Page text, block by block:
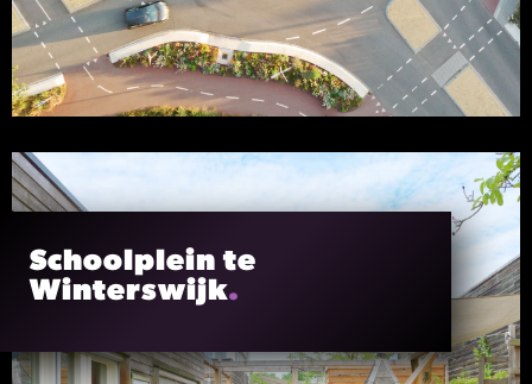
Schoolplein te
Winterswijk.